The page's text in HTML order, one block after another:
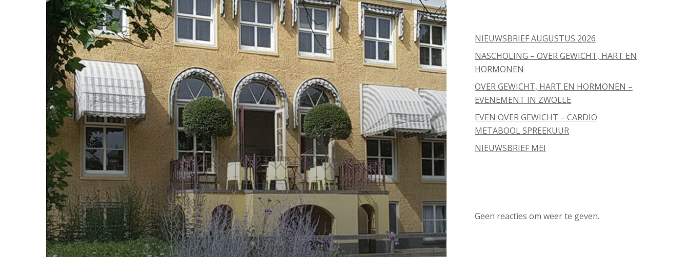
NIEUWSBRIEF AUGUSTUS 2026
NASCHOLING – OVER GEWICHT, HART EN
HORMONEN
OVER GEWICHT, HART EN HORMONEN –
EVENEMENT IN ZWOLLE
EVEN OVER GEWICHT – CARDIO
METABOOL SPREEKUUR
NIEUWSBRIEF MEI
Geen reacties om weer te geven.